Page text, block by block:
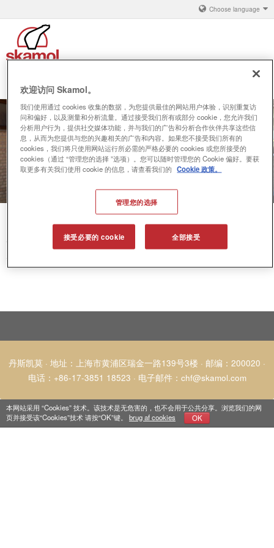
Choose language
索
菜单
铝
产品解决方案
关于 丹斯凯莫
你在这里 System
丹斯凯莫 · 地址：上海市黄浦区瑞金一路139号3楼 · 邮编：200020 ·
电话：+86-17-3851 18523 · 电子邮件： chf@skamol.com
本网站采用 “Cookies” 技术。该技术是无危害的，也不会用于公共分享。浏览我们的网
页并接受该“Cookies”技术 请按“OK”键。 brug af cookies OK
欢迎访问 Skamol。
我们使用通过 cookies 收集的数据，为您提供最佳的网站用户体验，识别重复访
问和偏好，以及测量和分析流量。通过接受我们所有或部分 cookie，您允许我们
分析用户行为，提供社交媒体功能，并与我们的广告和分析合作伙伴共享这些信
息，从而为您提供与您的兴趣相关的广告和内容。如果您不接受我们所有的
cookies，我们将只使用网站运行所必需的严格必要的 cookies 或您所接受的
cookies（通过 “管理您的选择 ”选项）。您可以随时管理您的 Cookie 偏好。要获
取更多有关我们使用 cookie 的信息，请查看我们的 Cookie 政策。
管理您的选择
接受必要的 cookie 全部接受